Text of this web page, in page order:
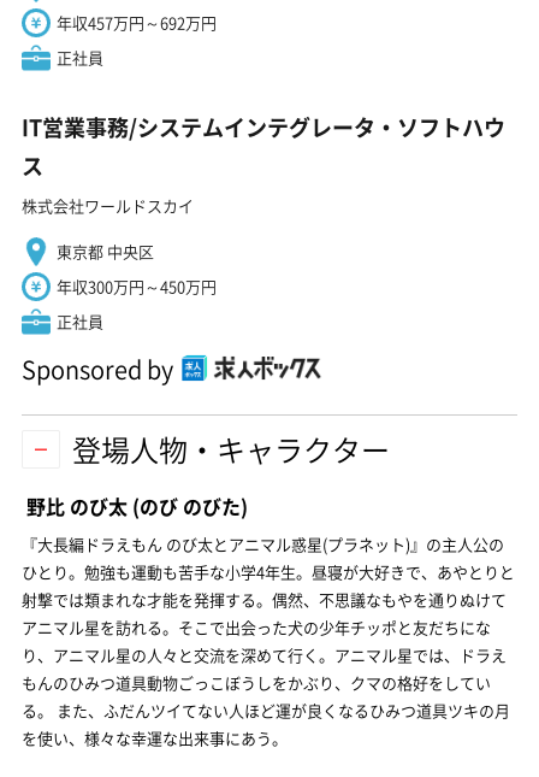
年収457万円～692万円
正社員
IT営業事務/システムインテグレータ・ソフトハウ
ス
株式会社ワールドスカイ
東京都 中央区
年収300万円～450万円
正社員
Sponsored by
登場人物・キャラクター
野比 のび太 (のび のびた)
『大長編ドラえもん のび太とアニマル惑星(プラネット)』の主人公の
ひとり。勉強も運動も苦手な小学4年生。昼寝が大好きで、あやとりと
射撃では類まれな才能を発揮する。偶然、不思議なもやを通りぬけて
アニマル星を訪れる。そこで出会った犬の少年チッポと友だちにな
り、アニマル星の人々と交流を深めて行く。アニマル星では、ドラえ
もんのひみつ道具動物ごっこぼうしをかぶり、クマの格好をしてい
る。 また、ふだんツイてない人ほど運が良くなるひみつ道具ツキの月
を使い、様々な幸運な出来事にあう。